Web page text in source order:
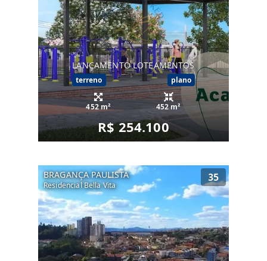
LANÇAMENTO LOTEAMENTOS
terreno plano
452 m² 452 m²
R$ 254.100
BRAGANÇA PAULISTA
Residencial Bella Vita
35